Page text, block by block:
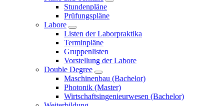
Stundenpläne
Prüfungspläne
Labore
Listen der Laborpraktika
Terminpläne
Gruppenlisten
Vorstellung der Labore
Double Degree
Maschinenbau (Bachelor)
Photonik (Master)
Wirtschaftsingenieurwesen (Bachelor)